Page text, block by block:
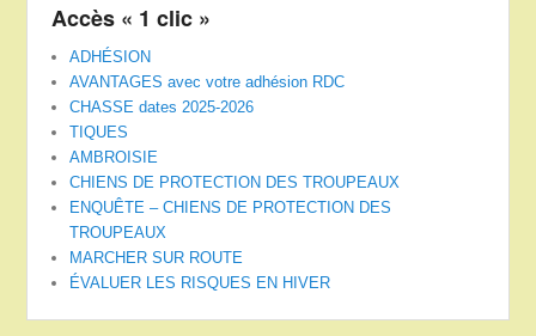
Accès « 1 clic »
ADHÉSION
AVANTAGES avec votre adhésion RDC
CHASSE dates 2025-2026
TIQUES
AMBROISIE
CHIENS DE PROTECTION DES TROUPEAUX
ENQUÊTE – CHIENS DE PROTECTION DES
TROUPEAUX
MARCHER SUR ROUTE
ÉVALUER LES RISQUES EN HIVER